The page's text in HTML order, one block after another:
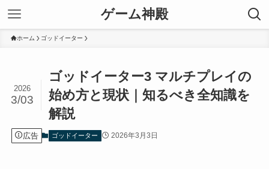
ゲーム神殿
ホーム ゴッドイーター
ゴッドイーター3 マルチプレイの
始め方と現状｜知るべき全知識を
解説
2026
3/03
広告 ゴッドイーター 2026年3月3日